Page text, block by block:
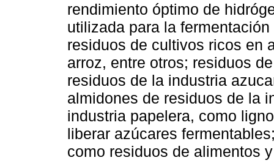
rendimiento óptimo de
utilizada para la
residuos de cultivos ricos en
arroz, entre otros; residuos
residuos de la industria
almidones de residuos de la
industria papelera, como
liberar azúcares
como residuos de alimentos